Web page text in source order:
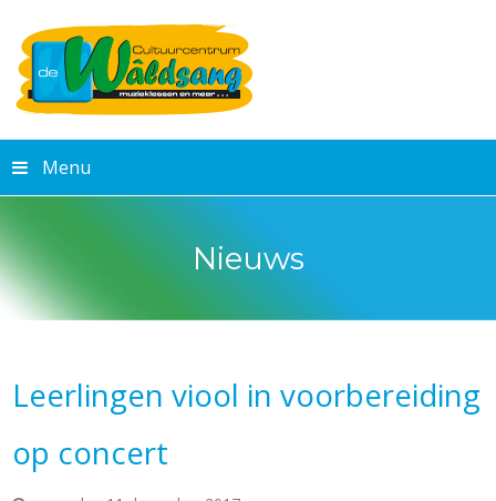
Menu
Nieuws
Leerlingen viool in voorbereiding
op concert